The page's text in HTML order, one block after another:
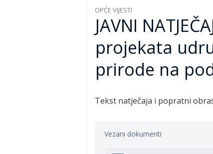
OPĆE VIJESTI
JAVNI
projekata
prirode na
Tekst natječaja i popratni
Vezani dokumenti